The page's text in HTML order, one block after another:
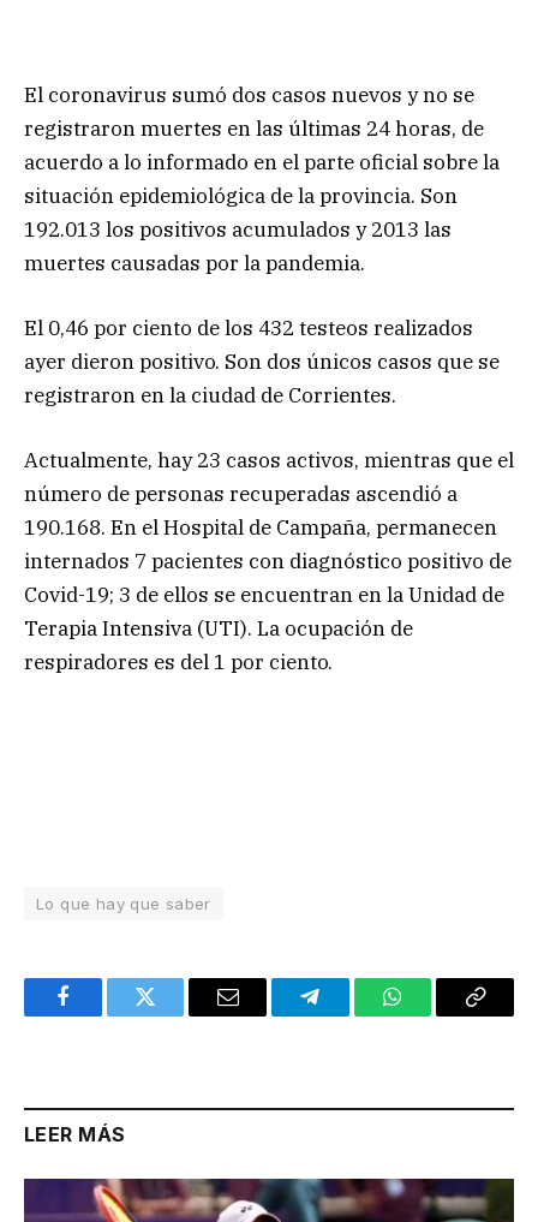
El coronavirus sumó dos casos nuevos y no se
registraron muertes en las últimas 24 horas, de
acuerdo a lo informado en el parte oficial sobre la
situación epidemiológica de la provincia. Son
192.013 los positivos acumulados y 2013 las
muertes causadas por la pandemia.
El 0,46 por ciento de los 432 testeos realizados
ayer dieron positivo. Son dos únicos casos que se
registraron en la ciudad de Corrientes.
Actualmente, hay 23 casos activos, mientras que el
número de personas recuperadas ascendió a
190.168. En el Hospital de Campaña, permanecen
internados 7 pacientes con diagnóstico positivo de
Covid-19; 3 de ellos se encuentran en la Unidad de
Terapia Intensiva (UTI). La ocupación de
respiradores es del 1 por ciento.
Lo que hay que saber
FacebookTwitter Email TelegramWhatsAppCopy
LEER MÁS